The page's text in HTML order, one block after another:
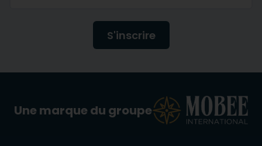
S'inscrire
Une marque du groupe